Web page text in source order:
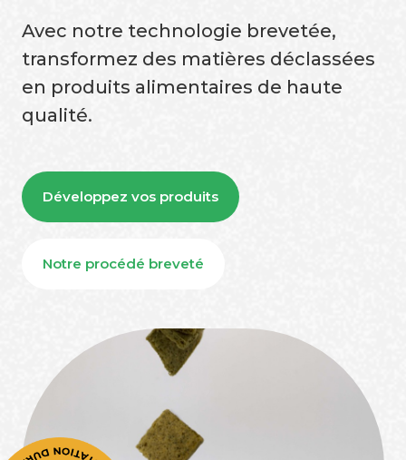
Avec notre technologie brevetée,
transformez des matières déclassées
en produits alimentaires de haute
qualité.
Développez vos produits
Notre procédé breveté